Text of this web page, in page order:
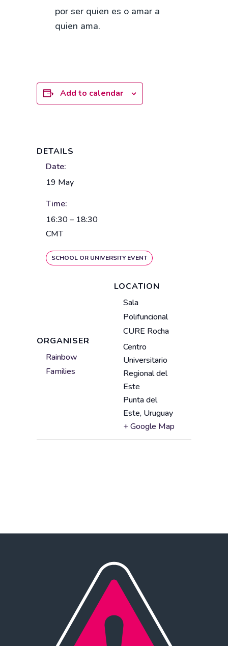
por ser quien es o amar a
quien ama.
Add to calendar
DETAILS
Date:
19 May
Time:
16:30 – 18:30
CMT
SCHOOL OR UNIVERSITY EVENT
ORGANISER
Rainbow
Families
LOCATION
V
e
n
e
n
a
m
e
Sala
Polifuncional
CURE Rocha
A
r
e
s
s
Centro
Universitario
Regional del
Este
Punta del
Este, Uruguay
+ Google Map